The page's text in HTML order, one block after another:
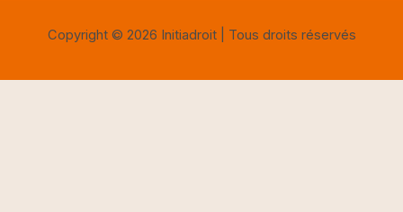
Copyright © 2026 Initiadroit | Tous droits réservés